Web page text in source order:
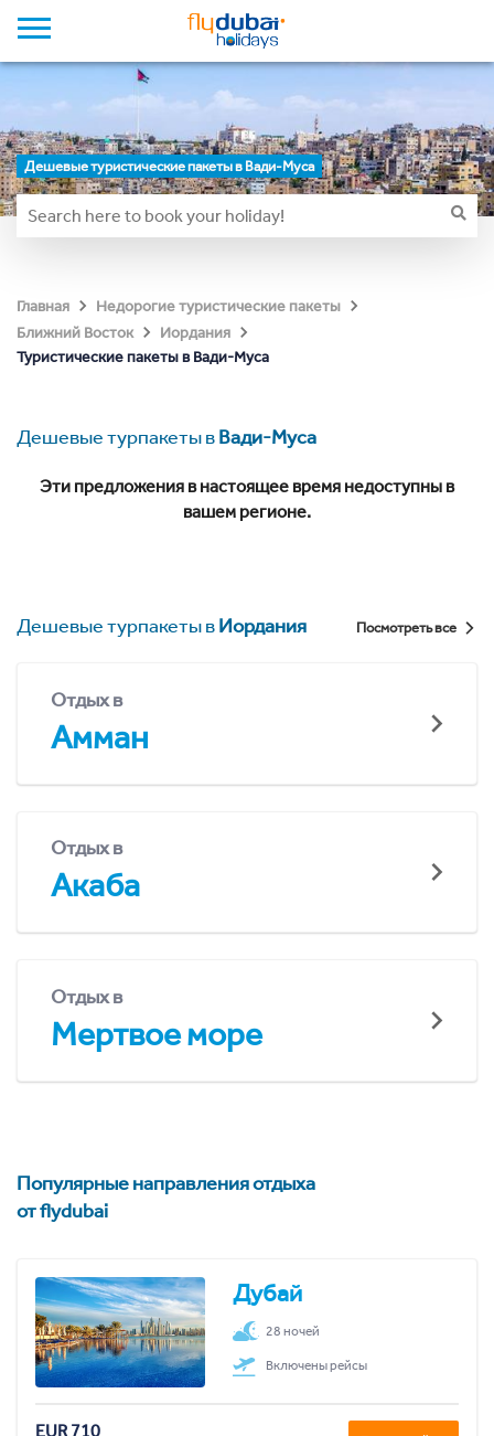
Дешевые туристические пакеты в Вади-Муса
Главная
Недорогие туристические пакеты
Ближний Восток
Иордания
Туристические пакеты в Вади-Муса
Дешевые турпакеты вВади-Муса
Эти предложения в настоящее время недоступны в
вашем регионе.
Дешевые турпакеты вИордания Посмотреть все
Отдых в
Амман
Отдых в
Акаба
Отдых в
Мертвое море
Популярные направления отдыха
от flydubai
Дубай
28 ночей
Включены рейсы
EUR 710